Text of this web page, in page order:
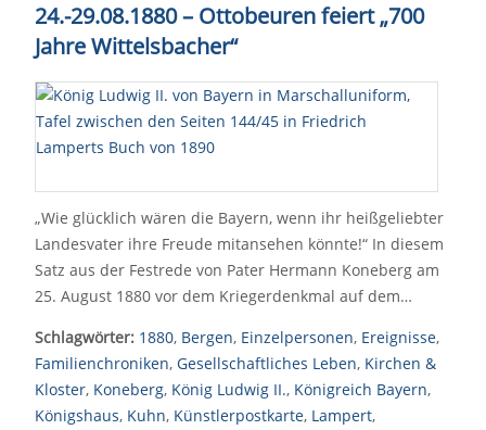
24.-29.08.1880 – Ottobeuren feiert „700
Jahre Wittelsbacher“
„Wie glücklich wären die Bayern, wenn ihr heißgeliebter
Landesvater ihre Freude mitansehen könnte!“ In diesem
Satz aus der Festrede von Pater Hermann Koneberg am
25. August 1880 vor dem Kriegerdenkmal auf dem…
Schlagwörter: 1880, Bergen, Einzelpersonen, Ereignisse,
Familienchroniken, Gesellschaftliches Leben, Kirchen &
Kloster, Koneberg, König Ludwig II., Königreich Bayern,
Königshaus, Kuhn, Künstlerpostkarte, Lampert,